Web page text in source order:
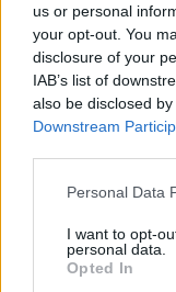
us or personal
your opt-out. You
disclosure of your
IAB’s list of
also be disclosed
Downstream
Please note that
not limited to your
grant or deny
use your data for
Personal Data
I want to opt-
personal data.
Opted In